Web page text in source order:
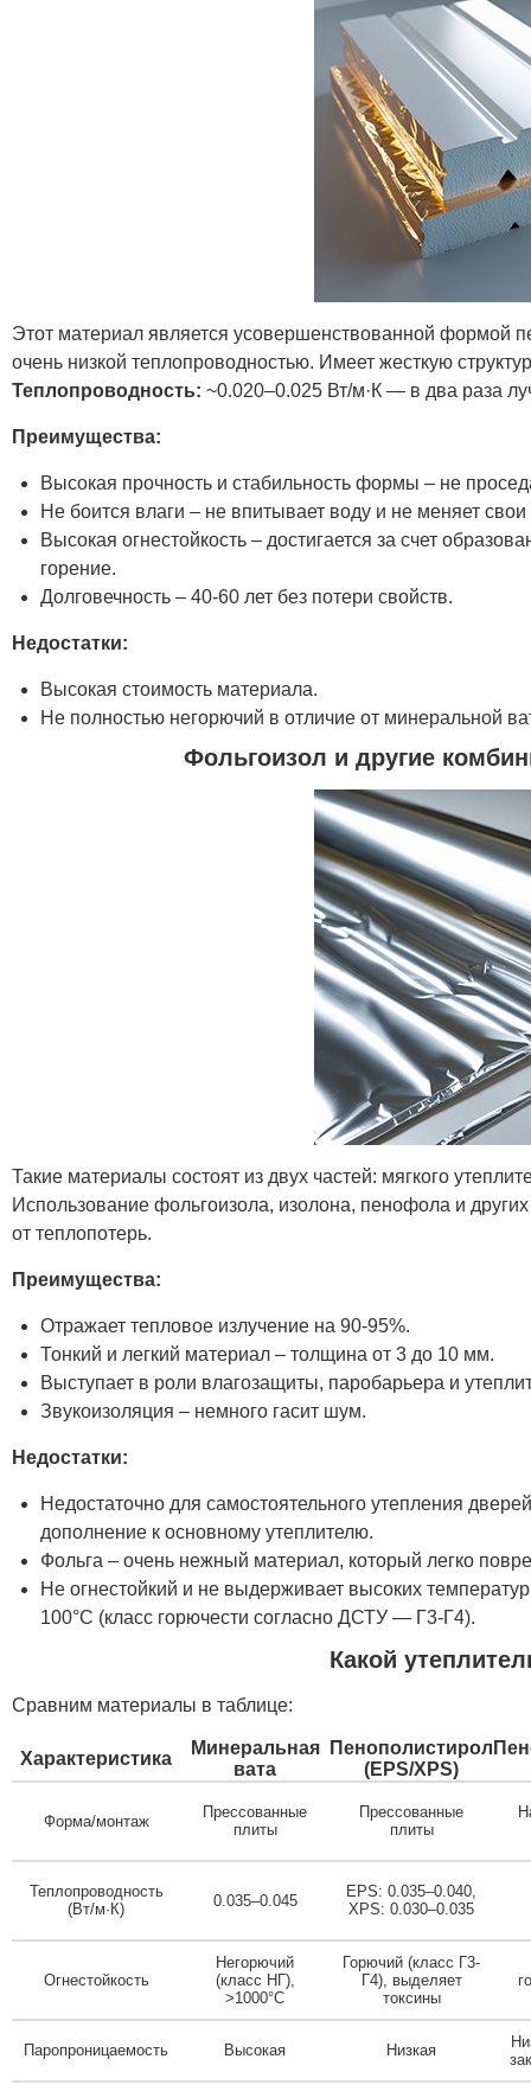
Этот материал является усовершенствованной формой
очень низкой теплопроводностью. Имеет жесткую
Теплопроводность: ~0.020–0.025 Вт/м·К — в два раза
Преимущества:
Высокая прочность и стабильность формы – не
Не боится влаги – не впитывает воду и не меняет
Высокая огнестойкость – достигается за счет
горение.
Долговечность – 40-60 лет без потери свойств.
Недостатки:
Высокая стоимость материала.
Не полностью негорючий в отличие от минеральной
Фольгоизол и другие
Такие материалы состоят из двух частей: мягкого
Использование фольгоизола, изолона, пенофола и
от теплопотерь.
Преимущества:
Отражает тепловое излучение на 90-95%.
Тонкий и легкий материал – толщина от 3 до 10 мм.
Выступает в роли влагозащиты, паробарьера и
Звукоизоляция – немного гасит шум.
Недостатки:
Недостаточно для самостоятельного утепления
дополнение к основному утеплителю.
Фольга – очень нежный материал, который легко
Не огнестойкий и не выдерживает высоких
100°C (класс горючести согласно ДСТУ — Г3-Г4).
Какой
Сравним материалы в таблице:
Характеристика
Минеральная
вата
Пенополистирол
(EPS/XPS)
Форма/монтаж
Прессованные
плиты
Прессованные
плиты
Теплопроводность
(Вт/м·К)
0.035–0.045
EPS: 0.035–0.040,
XPS: 0.030–0.035
Огнестойкость
Негорючий
(класс НГ),
>1000°C
Горючий (класс Г3-
Г4), выделяет
токсины
Паропроницаемость Высокая Низкая